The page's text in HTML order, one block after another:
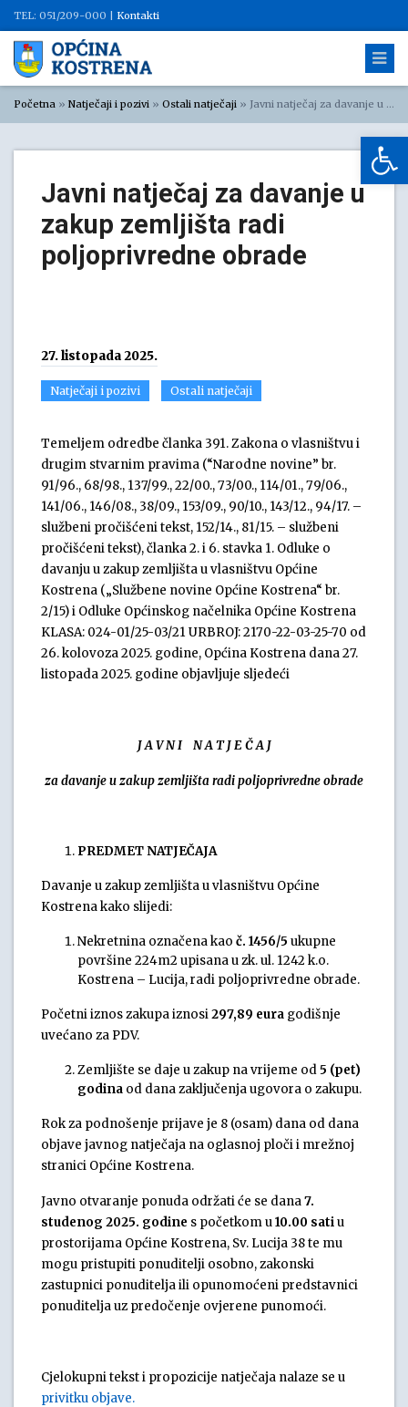
TEL: 051/209-000 | Kontakti
Početna » Natječaji i pozivi » Ostali natječaji » Javni natječaj za davanje u zakup zemljišta radi poljoprivredne obrade
Javni natječaj za davanje u
zakup zemljišta radi
poljoprivredne obrade
27. listopada 2025.
Natječaji i pozivi Ostali natječaji
Temeljem odredbe članka 391. Zakona o vlasništvu i
drugim stvarnim pravima (“Narodne novine” br.
91/96., 68/98., 137/99., 22/00., 73/00., 114/01., 79/06.,
141/06., 146/08., 38/09., 153/09., 90/10., 143/12., 94/17. –
službeni pročišćeni tekst, 152/14., 81/15. – službeni
pročišćeni tekst), članka 2. i 6. stavka 1. Odluke o
davanju u zakup zemljišta u vlasništvu Općine
Kostrena („Službene novine Općine Kostrena“ br.
2/15) i Odluke Općinskog načelnika Općine Kostrena
KLASA: 024-01/25-03/21 URBROJ: 2170-22-03-25-70 od
26. kolovoza 2025. godine, Općina Kostrena dana 27.
listopada 2025. godine objavljuje sljedeći
J A V N I N A T J E Č A J
za davanje u zakup zemljišta radi poljoprivredne obrade
PREDMET NATJEČAJA
Davanje u zakup zemljišta u vlasništvu Općine
Kostrena kako slijedi:
Nekretnina označena kao č. 1456/5 ukupne
površine 224m2 upisana u zk. ul. 1242 k.o.
Kostrena – Lucija, radi poljoprivredne obrade.
Početni iznos zakupa iznosi297,89 eura godišnje
uvećano za PDV.
Zemljište se daje u zakup na vrijeme od5 (pet)
godina od dana zaključenja ugovora o zakupu.
Rok za podnošenje prijave je 8 (osam) dana od dana
objave javnog natječaja na oglasnoj ploči i mrežnoj
stranici Općine Kostrena.
Javno otvaranje ponuda održati će se dana7.
studenog 2025. godine s početkom u10.00 satiu
prostorijama Općine Kostrena, Sv. Lucija 38 te mu
mogu pristupiti ponuditelji osobno, zakonski
zastupnici ponuditelja ili opunomoćeni predstavnici
ponuditelja uz predočenje ovjerene punomoći.
Cjelokupni tekst i propozicije natječaja nalaze se u
privitku objave.